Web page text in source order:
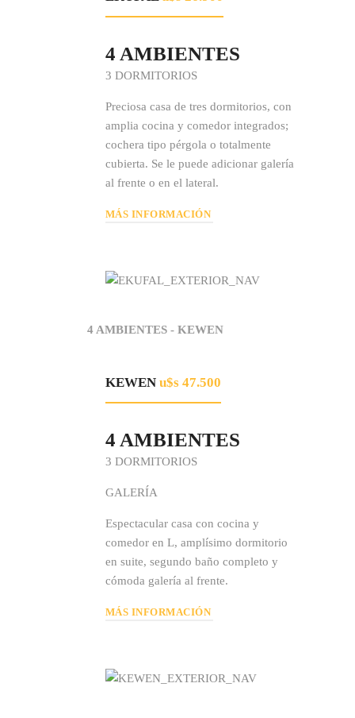
4 AMBIENTES
3 DORMITORIOS
Preciosa casa de tres dormitorios, con
amplia cocina y comedor integrados;
cochera tipo pérgola o totalmente
cubierta. Se le puede adicionar galería
al frente o en el lateral.
MÁS INFORMACIÓN
4 AMBIENTES - KEWEN
KEWEN u$s 47.500
4 AMBIENTES
3 DORMITORIOS
GALERÍA
Espectacular casa con cocina y
comedor en L, amplísimo dormitorio
en suite, segundo baño completo y
cómoda galería al frente.
MÁS INFORMACIÓN